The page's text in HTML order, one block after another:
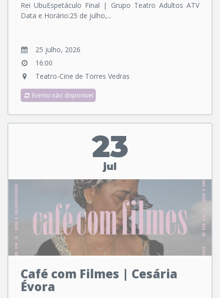
Rei UbuEspetáculo Final | Grupo Teatro Adultos ATV
Data e Horário:25 de julho,...
25 julho, 2026
16:00
Teatro-Cine de Torres Vedras
Evento não disponível
23
jul
Café com Filmes | Cesária
Évora